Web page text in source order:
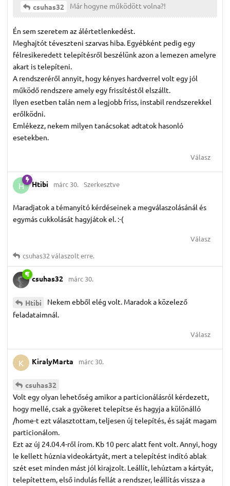
csuhas32 Már hogyne működött volna?!
Én sem szeretem az álértetlenkedést.
Meghajtót téveszteni szarvas hiba. Egyébként pedig egy
félresikeredett telepítésről beszélünk azon a lemezen amelyre
akart is telepíteni.
A rendszeréről annyit, hogy kényes hardverrel volt egy jól
működő rendszere amely egy frissítéstől elszállt.
Ilyen esetben talán nem a legjobb friss, instabil rendszerekkel
erőlködni.
Emlékezz, nekem milyen tanácsokat adtatok hasonló
esetekben.
Válasz
H Htibi márc 30. Szerkesztve
Maradjatok a témanyitó kérdéseinek a megválaszolásánál és
egymás cukkolását hagyjátok el. :-(
Válasz
csuhas32 válaszolt erre.
csuhas32 márc 30.
Htibi
Nekem ebből elég volt. Maradok a közelező
feladataimnál.
Válasz
K KiralyMarta márc 30.
csuhas32
Volt egy olyan lehetőség amikor a particionálásról kérdezett,
hogy mellé, csak a gyökeret telepítse és hagyja a különálló
/home-t ezt választottam, teljesen új telepítés, és saját magam
particionálom.
Ezt az új 24.04.4-ről írom. Kb 10 perc alatt fent volt. Annyi, hogy
le kellett húznia videokártyát, mert a telepítést indító ablak
szét eset minden mást jól kirajzolt. Leállít, lehúztam a kártyát,
telepítettem, első indulás fellát a rendszer, leállítás vissza a